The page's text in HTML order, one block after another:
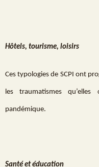
Hôtels, tourisme, loisirs
Ces typologies de SCPI ont
les traumatismes
pandémique.
Santé et éducation